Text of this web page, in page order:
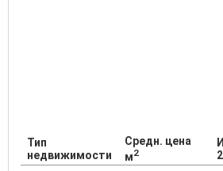
Тип
недвижимости
Средн. цена
м2